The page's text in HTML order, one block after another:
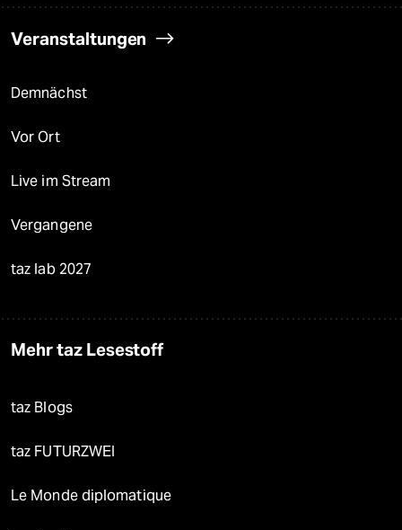
Veranstaltungen
Demnächst
Vor Ort
Live im Stream
Vergangene
taz lab 2027
Mehr taz Lesestoff
taz Blogs
taz FUTURZWEI
Le Monde diplomatique